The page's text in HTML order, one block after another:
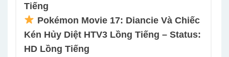
Tiếng
Pokémon Movie 17: Diancie Và Chiếc
Kén Hủy Diệt HTV3 Lồng Tiếng – Status:
HD Lồng Tiếng